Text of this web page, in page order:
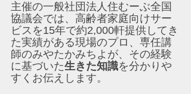
主催の一般社団法人住むーぶ全国
協議会では、高齢者家庭向けサー
ビスを15年で約2,000軒提供してき
た実績がある現場のプロ、専任講
師のみやたかみちよが、その経験
に基づいた生きた知識を分かりや
すくお伝えします。